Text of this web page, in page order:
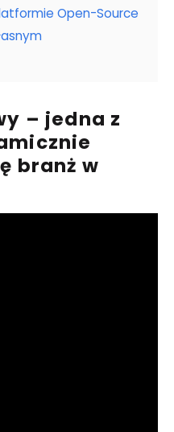
Open-Source
– jedna z
branż w